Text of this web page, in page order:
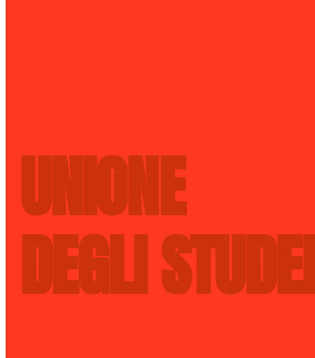
UNIONE
DEGLI